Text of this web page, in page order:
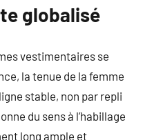
globalisé
vestimentaires se
la tenue de la femme
stable, non par repli
du sens à l’habillage
long ample et